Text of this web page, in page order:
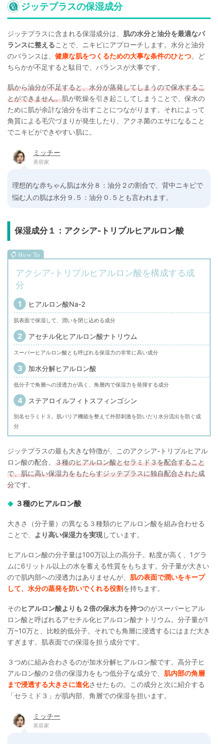
ジッテプラスの保湿成分
ジッテプラスに含まれる保湿成分は、 肌の水分と油分を最適なバ
ランスに整えることで、ニキビにアプローチします。水分と油分
のバランスは、 健康な肌をつくるための大事な条件のひとつ。ど
ちらかが不足すると駄目で、バランスが大事です。
肌から油分が不足すると、水分が蒸発してしまうので保水するこ
とができません。肌が乾燥を引き起こしてしまうことで、保水の
ために肌が余計な油分を出すことにつながります。それによって
角質による毛穴づまりが発生したり、アクネ菌のエサになること
でニキビができやすい肌に。
ミッチー
美容家
理想的な赤ちゃん肌は水分８：油分２の割合で、背中ニキビで
悩む人の肌は水分９.５：油分０.５とも言われます。
保湿成分１：アクシア-トリプルヒアルロン酸
アクシア-トリプルヒアルロン酸を構成する成
分
ヒアルロン酸Na-2
肌表面で保湿して、潤いを閉じ込める成分
アセチル化ヒアルロン酸ナトリウム
スーパーヒアルロン酸とも呼ばれる保湿力の非常に高い成分
加水分解ヒアルロン酸
低分子で角層への浸透力が高く、角層内で保湿力を発揮する成分
ステアロイルフィトスフィンゴシン
別名セラミド３。肌バリア機能を整えて外部刺激を防いだり水分流出を防ぐ成
分
ジッテプラスの最も大きな特徴が、このアクシア-トリプルヒアル
ロン酸の配合。 ３種のヒアルロン酸とセラミド３を配合すること
で、肌に高い保湿力をもたらすジッテプラスに独自配合された成
分です。
３種のヒアルロン酸
大きさ（分子量）の異なる３種類のヒアルロン酸を組み合わせる
ことで、
より高い保湿力を実現しています。
ヒアルロン酸の分子量は100万以上の高分子。粘度が高く、1グラ
ムに6リットル以上の水を蓄える性質をもちます。分子量が大きい
ので肌内部への浸透力はありませんが、 肌の表面で潤いをキープ
して、水分の蒸発を防いでくれる役割を持ちます。
そのヒアルロン酸よりも２倍の保水力を持つのがスーパーヒアル
ロン酸と呼ばれるアセチル化ヒアルロン酸ナトリウム。分子量が1
万~10万と、比較的低分子。それでも角層に浸透するにはまだ大き
すぎます。肌表面での保湿を担う成分です。
３つめに組み合わさるのが加水分解ヒアルロン酸です。高分子ヒ
アルロン酸の２倍の保湿力をもつ低分子な成分で、 肌内部の角層
まで浸透する大きさに進化させたもの。この成分と次に紹介する
「セラミド３」が肌内部、角層での保湿を担います。
ミッチー
美容家